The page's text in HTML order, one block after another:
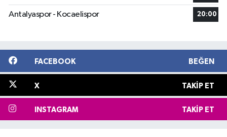
Antalyaspor - Kocaelispor 20:00
FACEBOOK BEĞEN
X TAKIP ET
INSTAGRAM TAKIP ET